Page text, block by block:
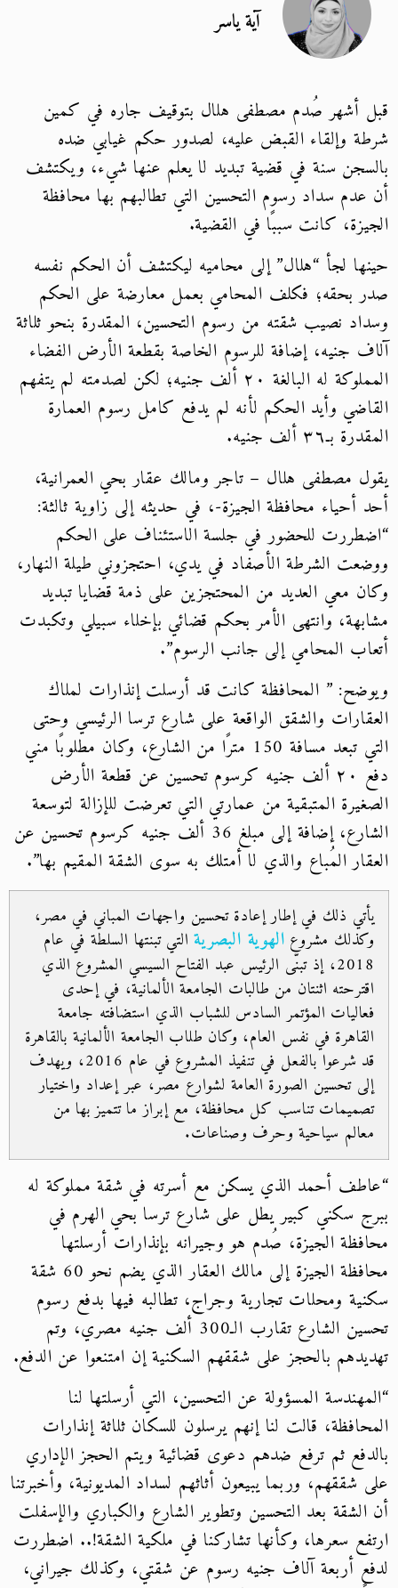
آية ياسر
قبل أشهر صُدم مصطفى هلال بتوقيف جاره في كمين
شرطة وإلقاء القبض عليه، لصدور حكم غيابي ضده
بالسجن سنة في قضية تبديد لا يعلم عنها شيء، ويكتشف
أن عدم سداد رسوم التحسين التي تطالبهم بها محافظة
الجيزة، كانت سببًا في القضية.
حينها لجأ “هلال” إلى محاميه ليكتشف أن الحكم نفسه
صدر بحقه؛ فكلف المحامي بعمل معارضة على الحكم
وسداد نصيب شقته من رسوم التحسين، المقدرة بنحو ثلاثة
آلاف جنيه، إضافة للرسوم الخاصة بقطعة الأرض الفضاء
المملوكة له البالغة ٢٠ ألف جنيه؛ لكن لصدمته لم يتفهم
القاضي وأيد الحكم لأنه لم يدفع كامل رسوم العمارة
المقدرة بـ٣٦ ألف جنيه.
يقول مصطفى هلال – تاجر ومالك عقار بحي العمرانية،
أحد أحياء محافظة الجيزة-، في حديثه إلى زاوية ثالثة:
“اضطررت للحضور في جلسة الاستئناف على الحكم
ووضعت الشرطة الأصفاد في يدي، احتجزوني طيلة النهار،
وكان معي العديد من المحتجزين على ذمة قضايا تبديد
مشابهة، وانتهى الأمر بحكم قضائي بإخلاء سبيلي وتكبدت
أتعاب المحامي إلى جانب الرسوم”.
ويوضح: ” المحافظة كانت قد أرسلت إنذارات لملاك
العقارات والشقق الواقعة على شارع ترسا الرئيسي وحتى
التي تبعد مسافة 150 مترًا من الشارع، وكان مطلوبًا مني
دفع ٢٠ ألف جنيه كرسوم تحسين عن قطعة الأرض
الصغيرة المتبقية من عمارتي التي تعرضت للإزالة لتوسعة
الشارع، إضافة إلى مبلغ 36 ألف جنيه كرسوم تحسين عن
العقار المُباع والذي لا أمتلك به سوى الشقة المقيم بها”.
يأتي ذلك في إطار إعادة تحسين واجهات المباني في مصر،
وكذلك مشروع الهوية البصريةالتي تبنتها السلطة في عام
2018، إذ تبنّى الرئيس عبد الفتاح السيسي المشروع الذي
اقترحته اثنتان من طالبات الجامعة الألمانية، في إحدى
فعاليات المؤتمر السادس للشباب الذي استضافته جامعة
القاهرة في نفس العام، وكان طلاب الجامعة الألمانية بالقاهرة
قد شرعوا بالفعل في تنفيذ المشروع في عام 2016، ويهدف
إلى تحسين الصورة العامة لشوارع مصر، عبر إعداد واختيار
تصميمات تناسب كل محافظة، مع إبراز ما تتميز بها من
معالم سياحية وحرف وصناعات.
“عاطف أحمد الذي يسكن مع أسرته في شقة مملوكة له
ببرج سكني كبير يطل على شارع ترسا بحي الهرم في
محافظة الجيزة، صُدم هو وجيرانه بإنذارات أرسلتها
محافظة الجيزة إلى مالك العقار الذي يضم نحو 60 شقة
سكنية ومحلات تجارية وجراج، تطالبه فيها بدفع رسوم
تحسين الشارع تقارب الـ300 ألف جنيه مصري، وتم
تهديدهم بالحجز على شققهم السكنية إن امتنعوا عن الدفع.
“المهندسة المسؤولة عن التحسين، التي أرسلتها لنا
المحافظة، قالت لنا إنهم يرسلون للسكان ثلاثة إنذارات
بالدفع ثم ترفع ضدهم دعوى قضائية ويتم الحجز الإداري
على شققهم، وربما يبيعون أثاثهم لسداد المديونية، وأخبرتنا
أن الشقة بعد التحسين وتطوير الشارع والكباري والإسفلت
ارتفع سعرها، وكأنها تشاركنا في ملكية الشقة!.. اضطررت
لدفع أربعة آلاف جنيه رسوم عن شقتي، وكذلك جيراني،